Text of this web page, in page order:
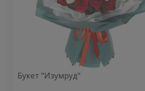
Букет "Изумруд"